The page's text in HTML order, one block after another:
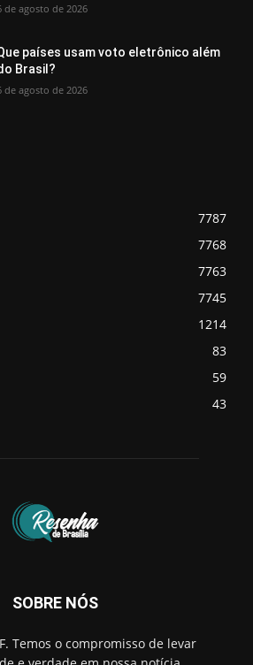
de agosto de 2026
países usam voto eletrônico além
Brasil?
de agosto de 2026
7787
7768
7763
7745
1214
83
59
43
SOBRE NÓS
Temos o compromisso de levar